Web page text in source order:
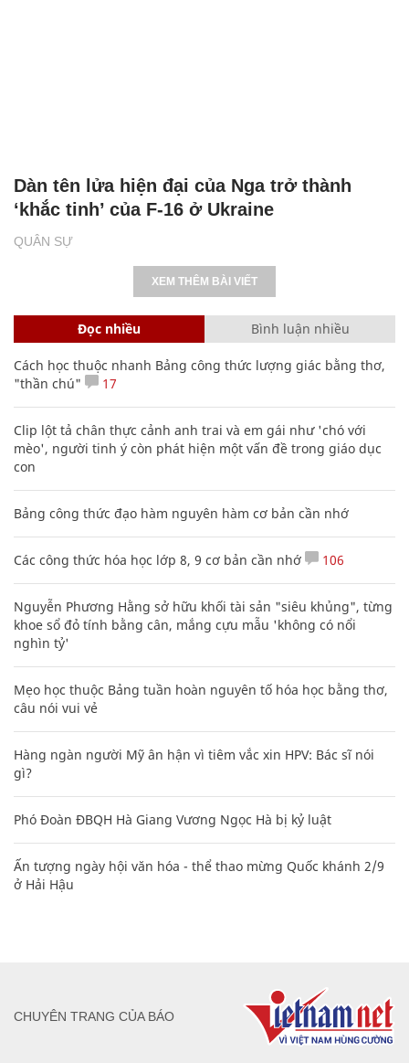
QUÂN SỰ
Dàn tên lửa hiện đại của Nga trở thành
‘khắc tinh’ của F-16 ở Ukraine
XEM THÊM BÀI VIẾT
Đọc nhiều Bình luận nhiều
Cách học thuộc nhanh Bảng công thức lượng giác bằng thơ,
"thần chú"
17
Clip lột tả chân thực cảnh anh trai và em gái như 'chó với
mèo', người tinh ý còn phát hiện một vấn đề trong giáo dục
con
Bảng công thức đạo hàm nguyên hàm cơ bản cần nhớ
Các công thức hóa học lớp 8, 9 cơ bản cần nhớ 106
Nguyễn Phương Hằng sở hữu khối tài sản "siêu khủng", từng
khoe sổ đỏ tính bằng cân, mắng cựu mẫu 'không có nổi
nghìn tỷ'
Mẹo học thuộc Bảng tuần hoàn nguyên tố hóa học bằng thơ,
câu nói vui vẻ
Hàng ngàn người Mỹ ân hận vì tiêm vắc xin HPV: Bác sĩ nói
gì?
Phó Đoàn ĐBQH Hà Giang Vương Ngọc Hà bị kỷ luật
Ấn tượng ngày hội văn hóa - thể thao mừng Quốc khánh 2/9
ở Hải Hậu
CHUYÊN TRANG CỦA BÁO